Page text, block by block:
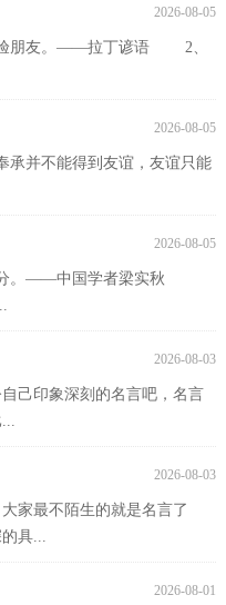
2026-08-05
朋友。——拉丁谚语 2、
2026-08-05
并不能得到友谊，友谊只能
2026-08-05
分。——中国学者梁实秋
2026-08-03
己印象深刻的名言吧，名言
2026-08-03
家最不陌生的就是名言了
具...
2026-08-01